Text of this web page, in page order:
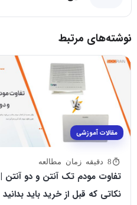
نوشته‌های مرتبط
مقالات آموزشی
8 دقیقه زمان مطالعه
تفاوت مودم تک آنتن و دو آنتن |
نکاتی که قبل از خرید باید بدانید